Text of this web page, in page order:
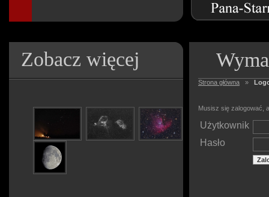
Zobacz więcej
Strona główna »
Musisz się zalogować,
Użytkownik
Hasło